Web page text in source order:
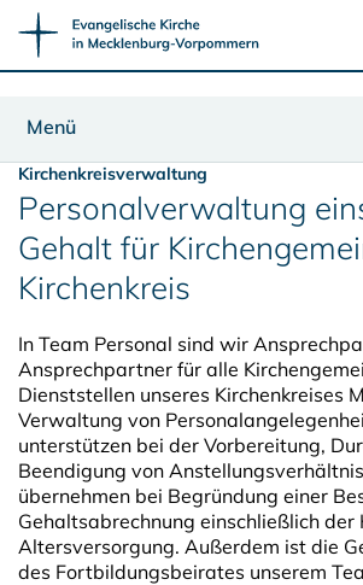
Menü
Kirchenkreisverwaltung
Personalverwaltung
Gehalt für
Kirchenkreis
In Team Personal sind wir
Ansprechpartner für alle
Dienststellen unseres Kirchenkreises
Verwaltung von
unterstützen bei der Vorbereitung,
Beendigung von
übernehmen bei Begründung einer
Gehaltsabrechnung einschließlich der
Altersversorgung. Außerdem ist die
des Fortbildungsbeirates unserem